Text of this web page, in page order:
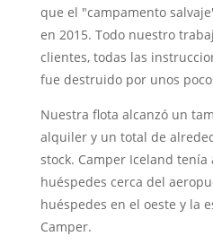
que el "campamento
en 2015. Todo nuestro
clientes, todas las
fue destruido por unos
Nuestra flota alcanzó un
alquiler y un total de
stock. Camper Iceland tenía
huéspedes cerca del
huéspedes en el oeste y la
Camper.